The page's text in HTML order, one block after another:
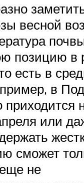
весной
позицию в
есть в
в
приходится
или
сможет
не